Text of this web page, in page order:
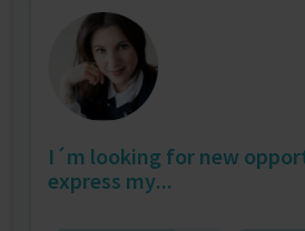
I´m looking for new
express my...